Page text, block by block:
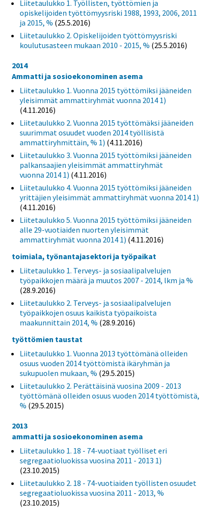
Liitetaulukko 1. Työllisten, työttömien ja
opiskelijoiden työttömyysriski 1988, 1993, 2006, 2011
ja 2015, % (25.5.2016)
Liitetaulukko 2. Opiskelijoiden työttömyysriski
koulutusasteen mukaan 2010 - 2015, % (25.5.2016)
2014
Ammatti ja sosioekonominen asema
Liitetaulukko 1. Vuonna 2015 työttömiksi jääneiden
yleisimmät ammattiryhmät vuonna 2014 1)
(4.11.2016)
Liitetaulukko 2. Vuonna 2015 työttömäksi jääneiden
suurimmat osuudet vuoden 2014 työllisistä
ammattiryhmittäin, % 1) (4.11.2016)
Liitetaulukko 3. Vuonna 2015 työttömiksi jääneiden
palkansaajien yleisimmät ammattiryhmät
vuonna 2014 1) (4.11.2016)
Liitetaulukko 4. Vuonna 2015 työttömiksi jääneiden
yrittäjien yleisimmät ammattiryhmät vuonna 2014 1)
(4.11.2016)
Liitetaulukko 5. Vuonna 2015 työttömiksi jääneiden
alle 29-vuotiaiden nuorten yleisimmät
ammattiryhmät vuonna 2014 1) (4.11.2016)
toimiala, työnantajasektori ja työpaikat
Liitetaulukko 1. Terveys- ja sosiaalipalvelujen
työpaikkojen määrä ja muutos 2007 - 2014, lkm ja %
(28.9.2016)
Liitetaulukko 2. Terveys- ja sosiaalipalvelujen
työpaikkojen osuus kaikista työpaikoista
maakunnittain 2014, % (28.9.2016)
työttömien taustat
Liitetaulukko 1. Vuonna 2013 työttömänä olleiden
osuus vuoden 2014 työttömistä ikäryhmän ja
sukupuolen mukaan, % (29.5.2015)
Liitetaulukko 2. Perättäisinä vuosina 2009 - 2013
työttömänä olleiden osuus vuoden 2014 työttömistä,
% (29.5.2015)
2013
ammatti ja sosioekonominen asema
Liitetaulukko 1. 18 - 74-vuotiaat työlliset eri
segregaatioluokissa vuosina 2011 - 2013 1)
(23.10.2015)
Liitetaulukko 2. 18 - 74-vuotiaiden työllisten osuudet
segregaatioluokissa vuosina 2011 - 2013, %
(23.10.2015)